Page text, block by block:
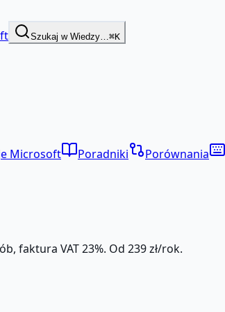
Szukaj w Wiedzy…⌘K
Microsoft Poradniki Porównania
faktura VAT 23%. Od 239 zł/rok.